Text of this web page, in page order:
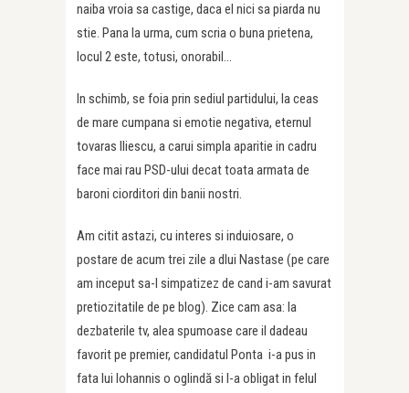
naiba vroia sa castige, daca el nici sa piarda nu
stie. Pana la urma, cum scria o buna prietena,
locul 2 este, totusi, onorabil…
In schimb, se foia prin sediul partidului, la ceas
de mare cumpana si emotie negativa, eternul
tovaras Iliescu, a carui simpla aparitie in cadru
face mai rau PSD-ului decat toata armata de
baroni ciorditori din banii nostri.
Am citit astazi, cu interes si induiosare, o
postare de acum trei zile a dlui Nastase (pe care
am inceput sa-l simpatizez de cand i-am savurat
pretiozitatile de pe blog). Zice cam asa: la
dezbaterile tv, alea spumoase care il dadeau
favorit pe premier, candidatul Ponta i-a pus in
fata lui Iohannis o oglindă si l-a obligat in felul